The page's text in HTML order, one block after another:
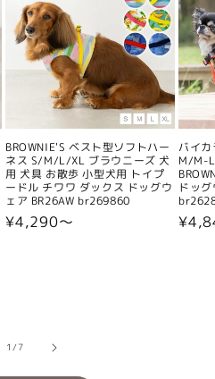
BROWNIE'S ベスト型ソフトハー
ネス S/M/L/XL ブラウニーズ 犬
用 犬具 お散歩 小型犬用 トイプ
ードル チワワ ダックス ドッグウ
ェア BR26AW br269860
通
¥4,290〜
バイ
M/M-
ドッ
通
1/の
7